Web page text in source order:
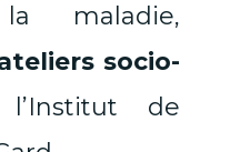
maladie,
socio-
de